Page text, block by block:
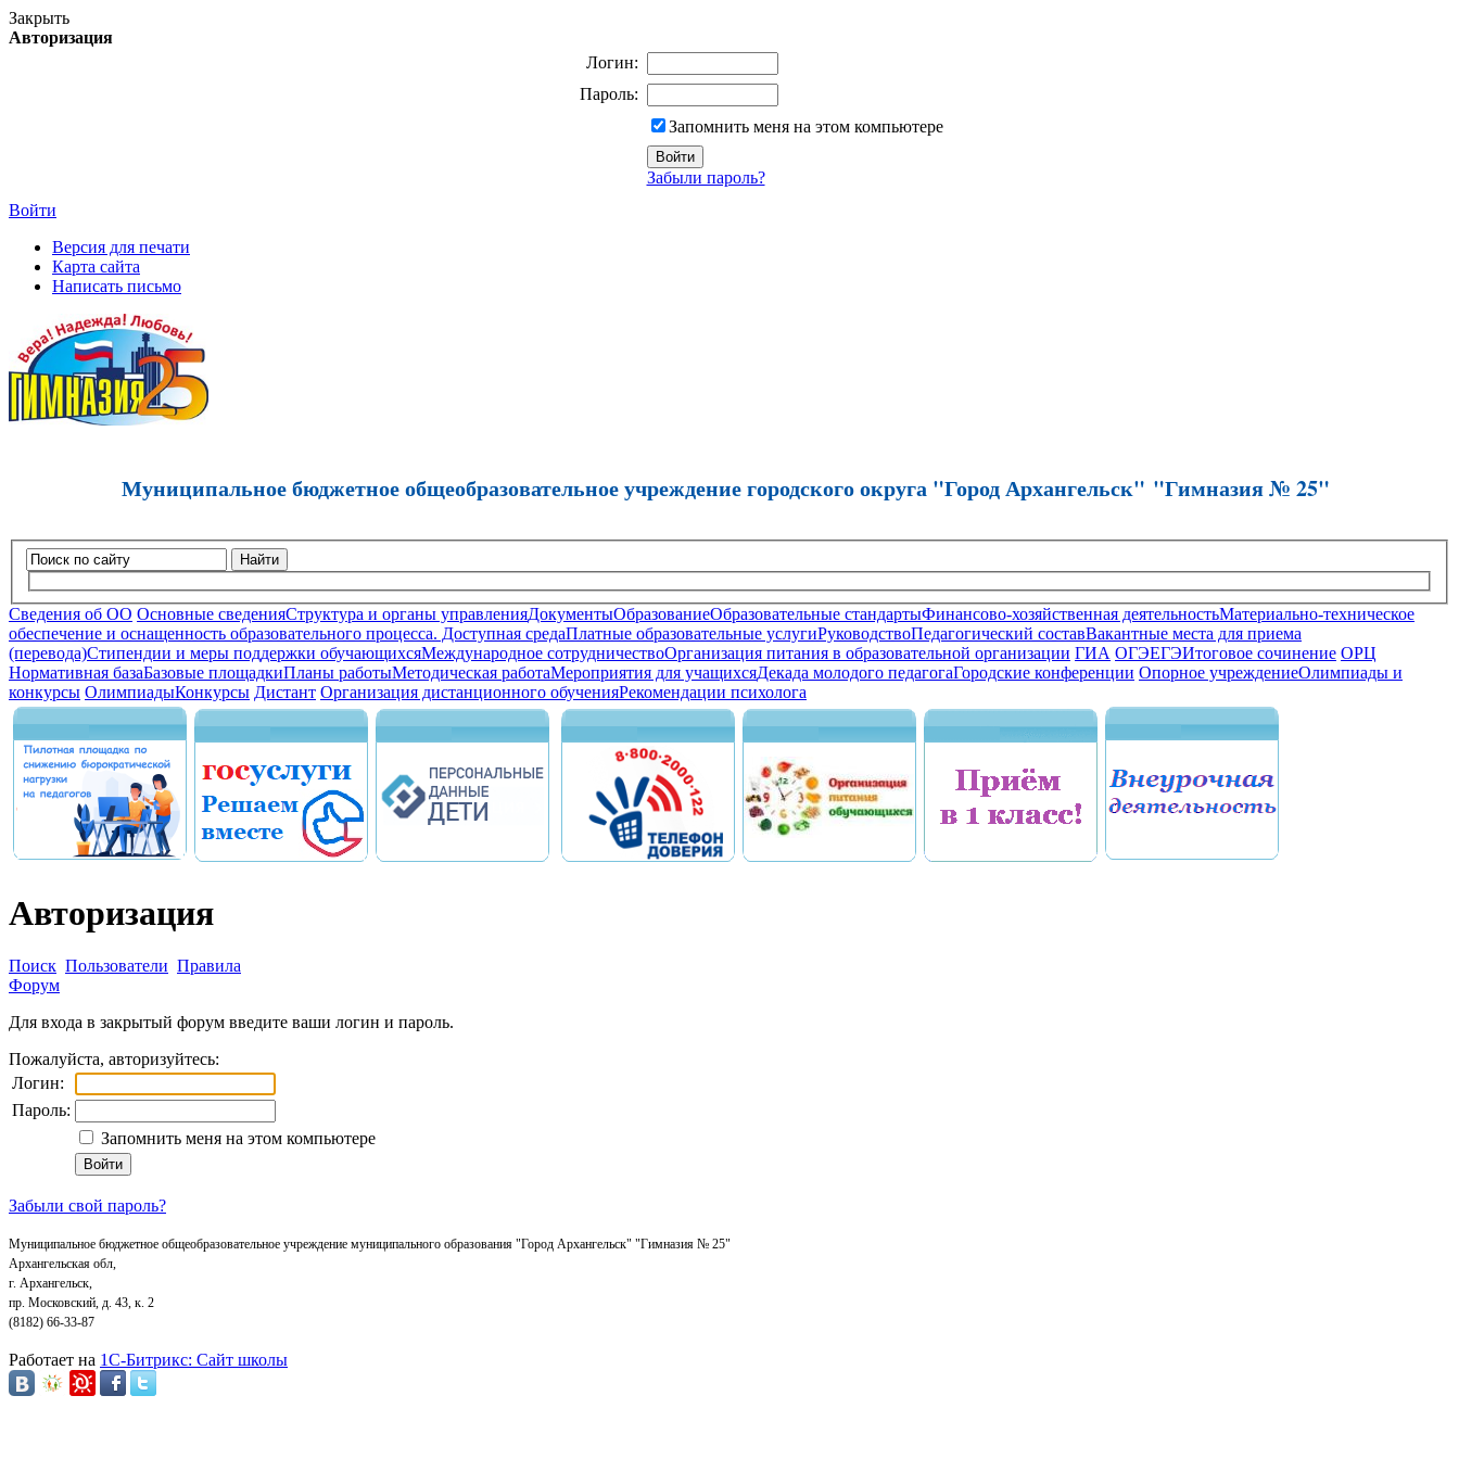
Закрыть
Авторизация
Логин:
Пароль:
Запомнить меня на этом компьютере
Забыли пароль?
Войти
Версия для печати
Карта сайта
Написать письмо
Муниципальное бюджетное общеобразовательное учреждение городского округа "Город Архангельск" "Гимназия № 25"
Найти
Сведения об ОО Основные сведенияСтруктура и органы управленияДокументыОбразованиеОбразовательные стандартыФинансово-хозяйственная деятельностьМатериально-техническое
обеспечение и оснащенность образовательного процесса. Доступная средаПлатные образовательные услугиРуководствоПедагогический составВакантные места для приема
(перевода)Стипендии и меры поддержки обучающихсяМеждународное сотрудничествоОрганизация питания в образовательной организации ГИА ОГЭЕГЭИтоговое сочинение ОРЦ
Нормативная базаБазовые площадкиПланы работыМетодическая работаМероприятия для учащихсяДекада молодого педагогаГородские конференции Опорное учреждениеОлимпиады и
конкурсы ОлимпиадыКонкурсы Дистант Организация дистанционного обученияРекомендации психолога
Авторизация
Поиск Пользователи Правила
Форум
Для входа в закрытый форум введите ваши логин и пароль.
Пожалуйста, авторизуйтесь:
Логин:
Пароль:
Запомнить меня на этом компьютере
Забыли свой пароль?
Муниципальное бюджетное общеобразовательное учреждение муниципального образования "Город Архангельск" "Гимназия № 25"
Архангельская обл,
г. Архангельск,
пр. Московский, д. 43, к. 2
(8182) 66-33-87
Работает на 1C-Битрикс: Сайт школы